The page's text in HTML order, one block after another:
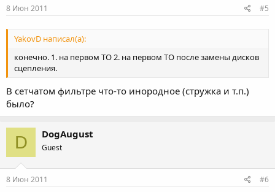
8 Июн 2011 #5
YakovD написал(а):
конечно. 1. на первом ТО 2. на первом ТО после замены дисков
сцепления.
В сетчатом фильтре что-то инородное (стружка и т.п.)
было?
D DogAugust
Guest
8 Июн 2011 #6